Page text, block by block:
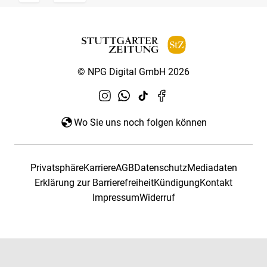
© NPG Digital GmbH 2026
Wo Sie uns noch folgen können
PrivatsphäreKarriereAGBDatenschutzMediadaten
Erklärung zur BarrierefreiheitKündigungKontakt
ImpressumWiderruf